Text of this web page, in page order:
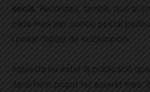
sòcia . Recordeu, també, que si
cada mes per correu postal
i posar l’opció de subscripció.
Aquesta ha estat la publicació que
Jardí hem pogut fer aquest mes.